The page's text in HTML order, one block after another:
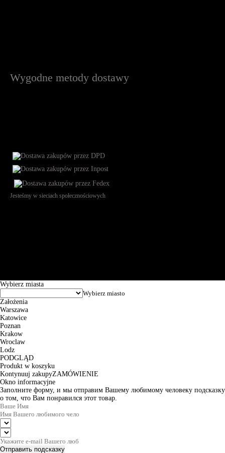
Wygodne metody dostawy
Jesteśmy w sieciach społecznościowych
Wybierz miasta
Założenia
Warszawa
Katowice
Poznan
Krakow
Wroclaw
Lodz
PODGLĄD
Produkt w koszyku
Kontynuuj zakupyZAMÓWIENIE
Okno informacyjne
Заполните форму, и мы отправим Вашему любимому человеку подсказку
о том, что Вам понравился этот товар.
Отправить подсказку